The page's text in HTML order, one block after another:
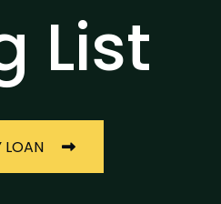
List
LOAN